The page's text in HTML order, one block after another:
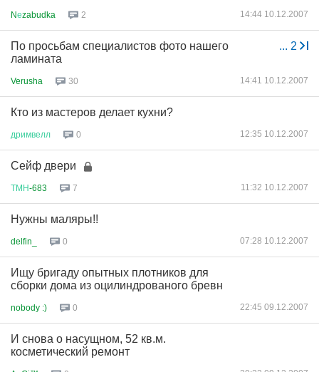
Nеzabudka 2 14:44 10.12.2007
... 2
По просьбам специалистов фото нашего
ламината
Verusha 30 14:41 10.12.2007
Кто из мастеров делает кухни?
дримвелл 0 12:35 10.12.2007
Сейф двери
ТМН-683 7 11:32 10.12.2007
Нужны маляры!!
delfin_ 0 07:28 10.12.2007
Ищу бригаду опытных плотников для
сборки дома из оцилиндрованого бревн
nobody :) 0 22:45 09.12.2007
И снова о насущном, 52 кв.м.
косметический ремонт